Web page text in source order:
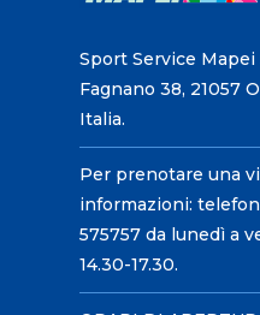
Sport Service Mapei
Fagnano 38, 21057
Italia.
Per prenotare una
informazioni:
575757 da lunedì a
14.30-17.30.